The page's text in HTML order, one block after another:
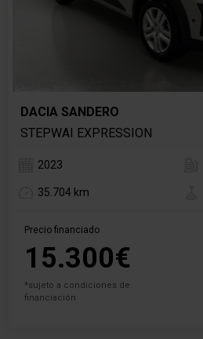
DACIA SANDERO
STEPWAI EXPRESSION
2023
35.704 km
Precio financiado
15.300€
*sujeto a condiciones de
financiación